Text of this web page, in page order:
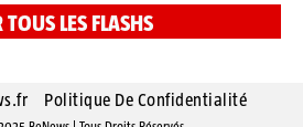
LES FLASHS
Politique De Confidentialité